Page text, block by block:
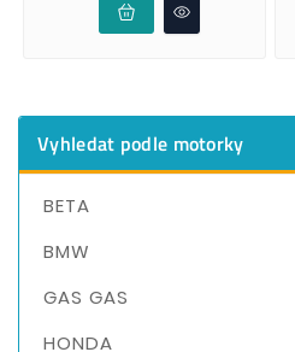
Vyhledat podle motorky
BETA
BMW
GAS GAS
HONDA